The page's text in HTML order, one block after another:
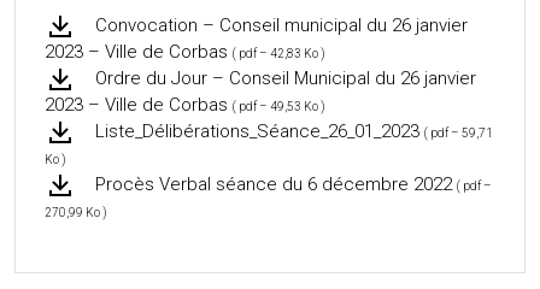
Convocation – Conseil municipal du 26 janvier
2023 – Ville de Corbas ( pdf – 42,83 Ko )
Ordre du Jour – Conseil Municipal du 26 janvier
2023 – Ville de Corbas ( pdf – 49,53 Ko )
Liste_Délibérations_Séance_26_01_2023 ( pdf – 59,71
Ko )
Procès Verbal séance du 6 décembre 2022 ( pdf –
270,99 Ko )